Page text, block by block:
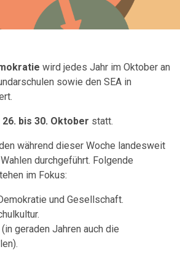
wird jedes Jahr im Oktober an
sowie den SEA in
26. bis 30. Oktober statt.
während dieser Woche landesweit
durchgeführt. Folgende
im Fokus:
und Gesellschaft.
geraden Jahren auch die